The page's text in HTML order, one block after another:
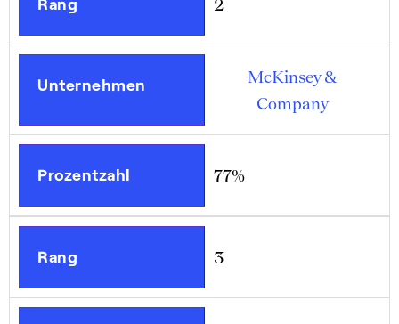
2
Unternehmen
McKinsey &
Company
Prozentzahl 77%
Rang 3